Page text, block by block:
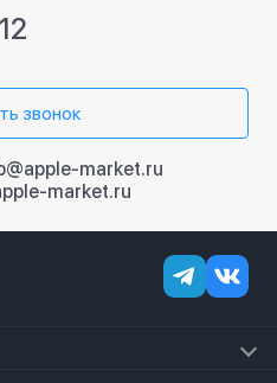
звонок
market.ru
market.ru